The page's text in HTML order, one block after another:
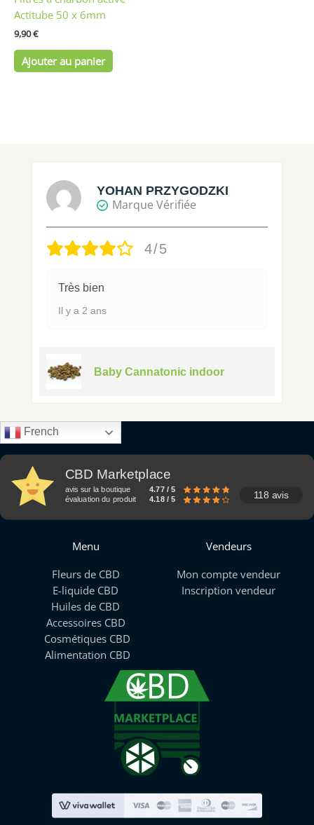
Actitube 50 x 6mm
9,90€
Ajouter au panier
YOHAN PRZYGODZKI
Marque Vérifiée
4/5
Très bien
Il y a 2 ans
Baby Cannatonic indoor
French
CBD Marketplace
avis sur la boutique
4.77 / 5
évaluation du produit
4.18 / 5 118 avis
Menu
Fleurs de CBD
E-liquide CBD
Huiles de CBD
Accessoires CBD
Cosmétiques CBD
Alimentation CBD
Vendeurs
Mon compte vendeur
Inscription vendeur